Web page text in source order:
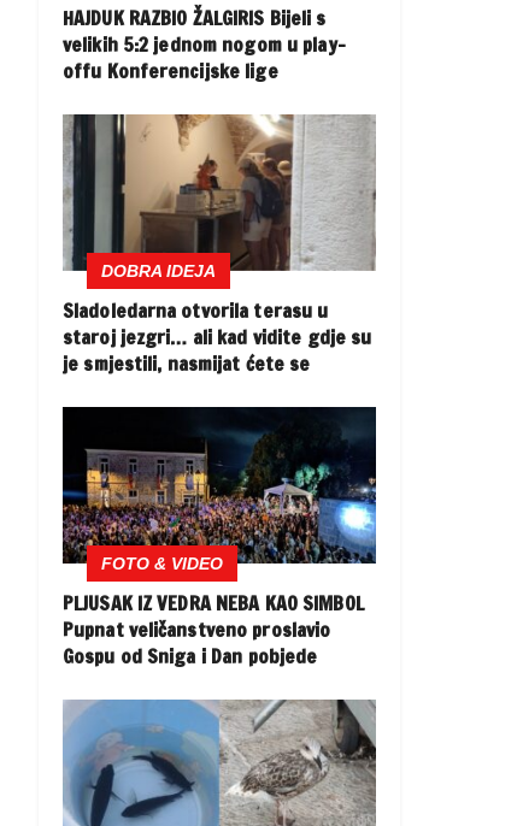
HAJDUK RAZBIO ŽALGIRIS Bijeli s
velikih 5:2 jednom nogom u play-
offu Konferencijske lige
DOBRA IDEJA
Sladoledarna otvorila terasu u
staroj jezgri… ali kad vidite gdje su
je smjestili, nasmijat ćete se
FOTO & VIDEO
PLJUSAK IZ VEDRA NEBA KAO SIMBOL
Pupnat veličanstveno proslavio
Gospu od Sniga i Dan pobjede